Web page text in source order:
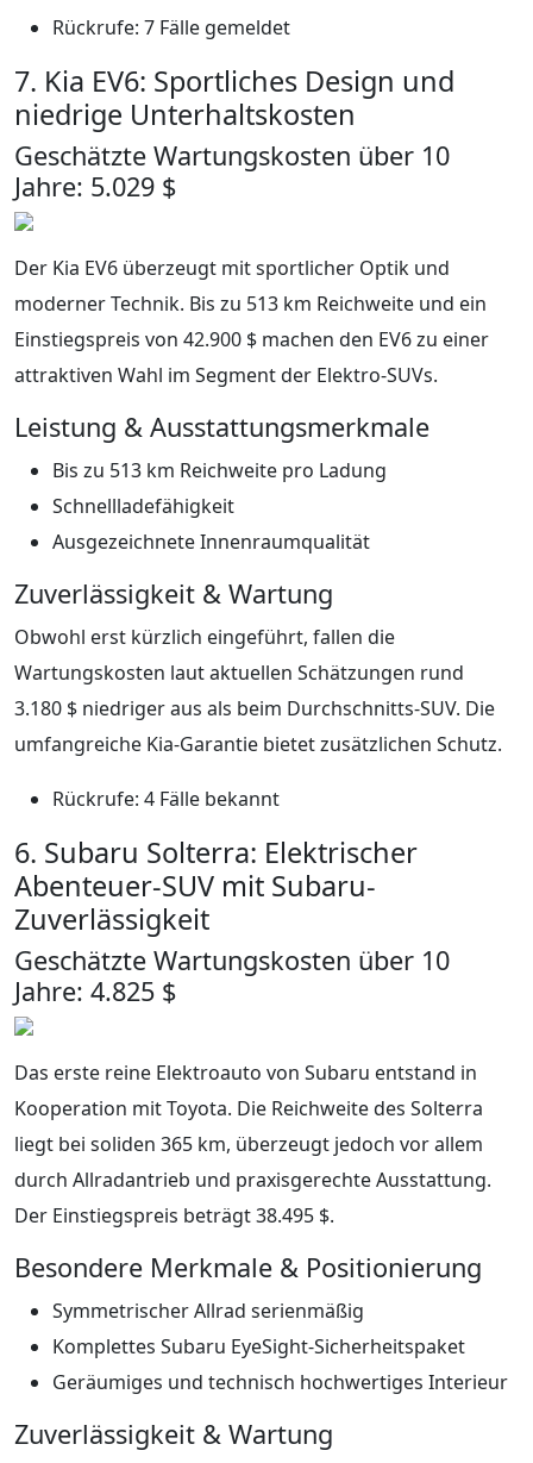
Rückrufe: 7 Fälle gemeldet
7. Kia EV6: Sportliches Design und
niedrige Unterhaltskosten
Geschätzte Wartungskosten über 10
Jahre: 5.029 $
Der Kia EV6 überzeugt mit sportlicher Optik und
moderner Technik. Bis zu 513 km Reichweite und ein
Einstiegspreis von 42.900 $ machen den EV6 zu einer
attraktiven Wahl im Segment der Elektro-SUVs.
Leistung & Ausstattungsmerkmale
Bis zu 513 km Reichweite pro Ladung
Schnellladefähigkeit
Ausgezeichnete Innenraumqualität
Zuverlässigkeit & Wartung
Obwohl erst kürzlich eingeführt, fallen die
Wartungskosten laut aktuellen Schätzungen rund
3.180 $ niedriger aus als beim Durchschnitts-SUV. Die
umfangreiche Kia-Garantie bietet zusätzlichen Schutz.
Rückrufe: 4 Fälle bekannt
6. Subaru Solterra: Elektrischer
Abenteuer-SUV mit Subaru-
Zuverlässigkeit
Geschätzte Wartungskosten über 10
Jahre: 4.825 $
Das erste reine Elektroauto von Subaru entstand in
Kooperation mit Toyota. Die Reichweite des Solterra
liegt bei soliden 365 km, überzeugt jedoch vor allem
durch Allradantrieb und praxisgerechte Ausstattung.
Der Einstiegspreis beträgt 38.495 $.
Besondere Merkmale & Positionierung
Symmetrischer Allrad serienmäßig
Komplettes Subaru EyeSight-Sicherheitspaket
Geräumiges und technisch hochwertiges Interieur
Zuverlässigkeit & Wartung